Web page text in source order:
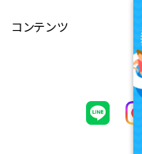
コンテンツ